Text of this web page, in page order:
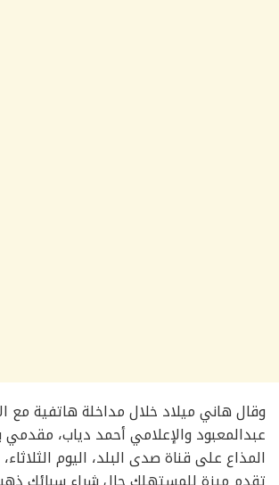
وقال هاني ميلاد خلال مداخلة هاتفية مع
عبدالمعبود والإعلامي أحمد دياب، مقدمي
المذاع على قناة صدى البلد، اليوم